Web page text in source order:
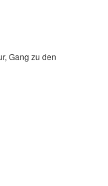
Gang zu den